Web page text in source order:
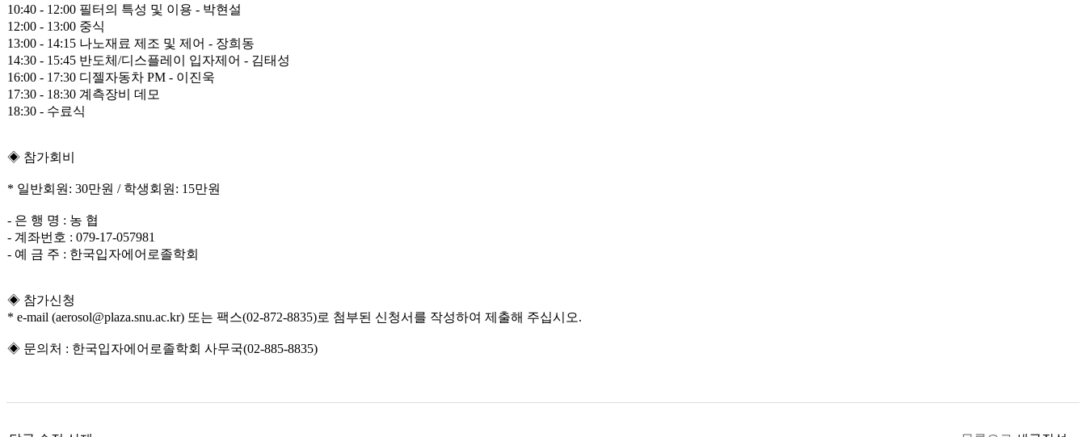
10:40 - 12:00 필터의 특성 및 이용 - 박현설
12:00 - 13:00 중식
13:00 - 14:15 나노재료 제조 및 제어 - 장희동
14:30 - 15:45 반도체/디스플레이 입자제어 - 김태성
16:00 - 17:30 디젤자동차 PM - 이진욱
17:30 - 18:30 계측장비 데모
18:30 - 수료식
◈ 참가회비
* 일반회원: 30만원 / 학생회원: 15만원
- 은 행 명 : 농 협
- 계좌번호 : 079-17-057981
- 예 금 주 : 한국입자에어로졸학회
◈ 참가신청
* e-mail (aerosol@plaza.snu.ac.kr) 또는 팩스(02-872-8835)로 첨부된 신청서를 작성하여 제출해 주십시오.
◈ 문의처 : 한국입자에어로졸학회 사무국(02-885-8835)